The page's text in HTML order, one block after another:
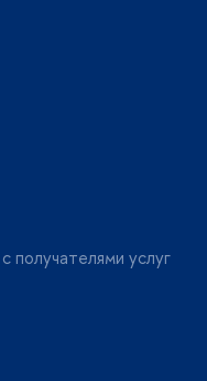
получателями услу